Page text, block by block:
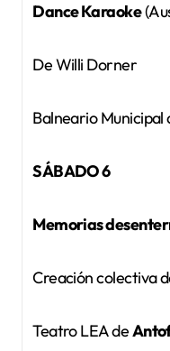
Dance Karaoke
De Willi Dorner
Balneario Municipal
SÁBADO 6
Memorias
Creación colectiva
Teatro LEA de